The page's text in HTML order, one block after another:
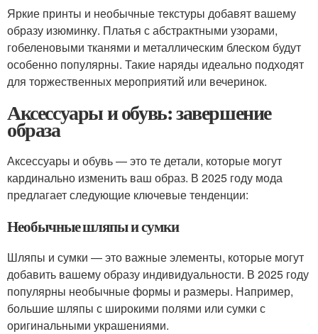
Яркие принты и необычные текстуры добавят вашему
образу изюминку. Платья с абстрактными узорами,
гобеленовыми тканями и металлическим блеском будут
особенно популярны. Такие наряды идеально подходят
для торжественных мероприятий или вечеринок.
Аксессуары и обувь: завершение
образа
Аксессуары и обувь — это те детали, которые могут
кардинально изменить ваш образ. В 2025 году мода
предлагает следующие ключевые тенденции:
Необычные шляпы и сумки
Шляпы и сумки — это важные элементы, которые могут
добавить вашему образу индивидуальности. В 2025 году
популярны необычные формы и размеры. Например,
большие шляпы с широкими полями или сумки с
оригинальными украшениями.